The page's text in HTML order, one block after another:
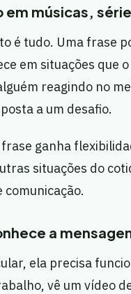
músicas,
é tudo. Uma frase
em situações que
reagindo no
a um desafio.
ganha
situações do
a
ela precisa
vê um vídeo